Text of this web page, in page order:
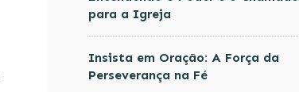
para a Igreja
Insista em Oração: A Força da
Perseverança na Fé